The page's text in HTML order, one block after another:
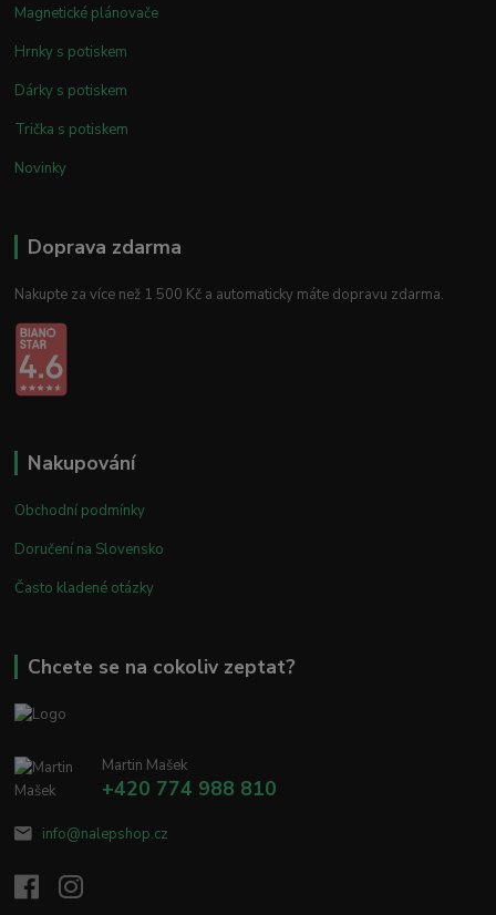
Magnetické plánovače
Hrnky s potiskem
Dárky s potiskem
Trička s potiskem
Novinky
Doprava zdarma
Nakupte za více než 1 500 Kč a automaticky máte dopravu zdarma.
Nakupování
Obchodní podmínky
Doručení na Slovensko
Často kladené otázky
Chcete se na cokoliv zeptat?
Martin Mašek
+420 774 988 810
info@nalepshop.cz